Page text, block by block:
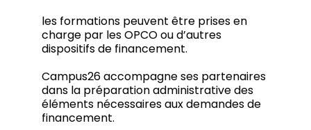
les formations peuvent être prises en
charge par les OPCO ou d’autres
dispositifs de financement.
Campus26 accompagne ses partenaires
dans la préparation administrative des
éléments nécessaires aux demandes de
financement.